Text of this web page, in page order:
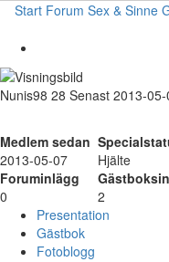
Start Forum Sex & Sinne
Nunis98 28 Senast 2013-
Medlem sedan
2013-05-07
Hjälte
Foruminlägg
0
2
Presentation
Gästbok
Fotoblogg